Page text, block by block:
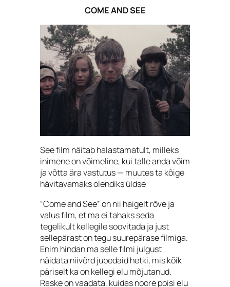
COME AND SEE
See film näitab halastamatult, milleks
inimene on võimeline, kui talle anda võim
ja võtta ära vastutus — muutes ta kõige
hävitavamaks olendiks üldse
“Come and See” on nii haigelt rõve ja
valus film, et ma ei tahaks seda
tegelikult kellegile soovitada ja just
sellepärast on tegu suurepärase filmiga.
Enim hindan ma selle filmi julgust
näidata niivõrd jubedaid hetki, mis kõik
päriselt ka on kellegi elu mõjutanud.
Raske on vaadata, kuidas noore poisi elu